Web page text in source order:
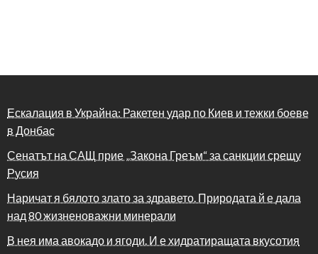
Ескалация в Украйна: Ракетен удар по Киев и тежки боеве
в Донбас
Сенатът на САЩ прие „Закона Греъм“ за санкции срещу
Русия
Наричат я бялото злато за здравето. Природата й е дала
над 80 жизненоважни минерали
В нея има авокадо и ягоди. И е хидратиращата вкусотия